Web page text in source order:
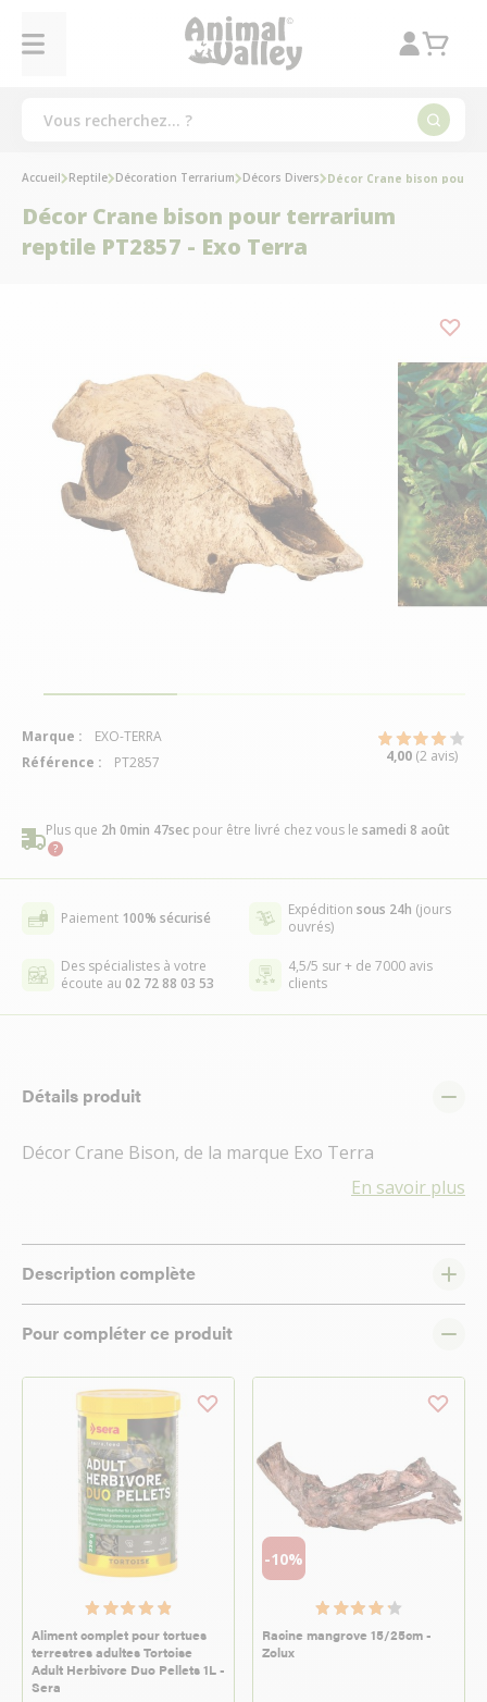
Plus que 2h 0min 47sec pour être livré chez vous le samedi 8 août
Paiement 100% sécurisé Expédition sous 24h (jours
ouvrés)
Des spécialistes à votre
écoute au 02 72 88 03 53
4,5/5 sur + de 7000 avis
clients
Détails produit
Décor Crane Bison, de la marque Exo Terra
En savoir plus
Description complète
Pour compléter ce produit
Aliment complet pour tortues
terrestres adultes Tortoise
Adult Herbivore Duo Pellets 1L -
Sera
-10%
Racine mangrove 15/25cm -
Zolux
Accueil Reptile Décoration Terrarium Décors Divers Décor Crane bison pour
Décor Crane bison pour terrarium
reptile PT2857 - Exo Terra
Marque :
EXO-TERRA
Référence :
PT2857 4,00 (2 avis)